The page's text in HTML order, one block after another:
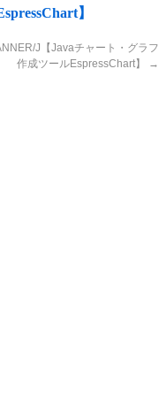
】
J【Javaチャート・グラフ
作成ツールEspressChart】
→